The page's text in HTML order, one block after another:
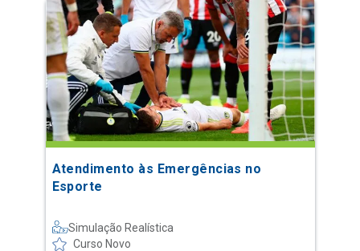
Atendimento às Emergências no
Esporte
Simulação Realística
Curso Novo